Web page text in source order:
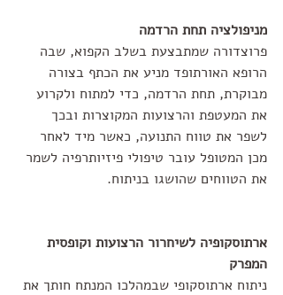
מניפולציה תחת הרדמה
פרוצדורה שמתבצעת בשלב הקפוא, שבה
הרופא האורתופד מניע את הכתף בצורה
מבוקרת, תחת הרדמה, כדי למתוח ולקרוע
את המעטפת והרצועות המקוצרות ובכך
לשפר את טווח התנועה, כאשר מיד לאחר
מכן המטופל עובר טיפולי פיזיותרפיה לשמר
את הטווחים שהושגו בניתוח.
ארתוסקופיה לשיחרור הרצועות וקופסית
המפרק
ניתוח ארתוסקופי שבמהלכו המנתח חותך את